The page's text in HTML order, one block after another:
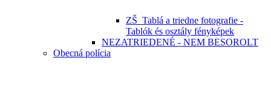
ZŠ_Tablá a triedne fotografie -
Tablók és osztály fényképek
NEZATRIEDENÉ - NEM BESOROLT
Obecná polícia